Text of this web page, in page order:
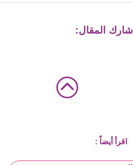
شارك المقال:
اقرأ أيضاً :